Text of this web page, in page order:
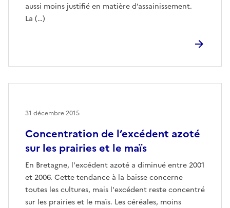
aussi moins justifié en matière d’assainissement.
La (…)
Concentration de l’excédent azoté
sur les prairies et le maïs
En Bretagne, l'excédent azoté a diminué entre 2001
et 2006. Cette tendance à la baisse concerne
toutes les cultures, mais l'excédent reste concentré
sur les prairies et le maïs. Les céréales, moins
31 décembre 2015